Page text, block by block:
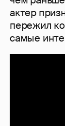
актер
пережил
самые